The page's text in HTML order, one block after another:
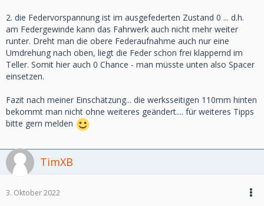
2. die Federvorspannung ist im ausgefederten Zustand 0 ... d.h.
am Federgewinde kann das Fahrwerk auch nicht mehr weiter
runter. Dreht man die obere Federaufnahme auch nur eine
Umdrehung nach oben, liegt die Feder schon frei klappernd im
Teller. Somit hier auch 0 Chance - man müsste unten also Spacer
einsetzen.
Fazit nach meiner Einschätzung... die werksseitigen 110mm hinten
bekommt man nicht ohne weiteres geändert.... für weiteres Tipps
bitte gern melden
TimXB
3. Oktober 2022